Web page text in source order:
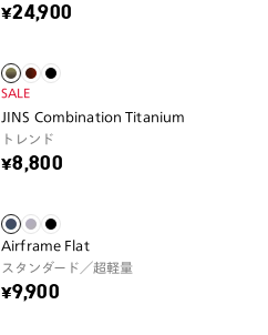
¥24,900
SALE
JINS Combination Titanium
トレンド
¥8,800
Airframe Flat
スタンダード／超軽量
¥9,900